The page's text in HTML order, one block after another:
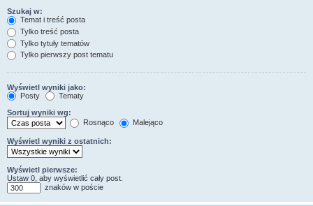
Szukaj w:
Temat i treść posta
Tylko treść posta
Tylko tytuły tematów
Tylko pierwszy post tematu
Wyświetl wyniki jako:
Posty
Tematy
Sortuj wyniki wg:
Rosnąco
Malejąco
Wyświetl wyniki z ostatnich:
Wyświetl pierwsze:
Ustaw 0, aby wyświetlić cały post.
znaków w poście